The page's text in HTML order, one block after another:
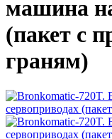
машина
(пакет с
граням)